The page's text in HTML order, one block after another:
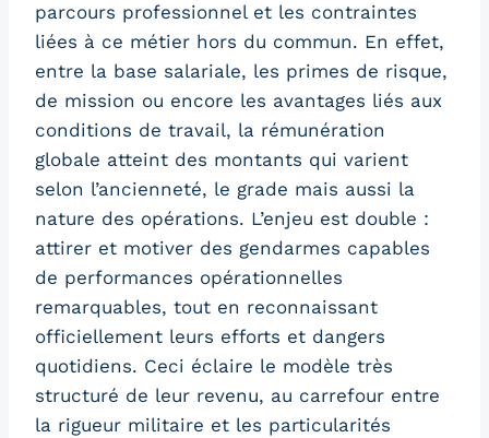
parcours professionnel et les contraintes
liées à ce métier hors du commun. En effet,
entre la base salariale, les primes de risque,
de mission ou encore les avantages liés aux
conditions de travail, la rémunération
globale atteint des montants qui varient
selon l’ancienneté, le grade mais aussi la
nature des opérations. L’enjeu est double :
attirer et motiver des gendarmes capables
de performances opérationnelles
remarquables, tout en reconnaissant
officiellement leurs efforts et dangers
quotidiens. Ceci éclaire le modèle très
structuré de leur revenu, au carrefour entre
la rigueur militaire et les particularités